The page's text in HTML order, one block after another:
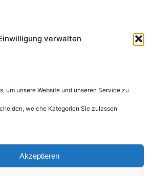
verwalten
um unsere Website und unseren Service zu
welche Kategorien Sie zulassen
Akzeptieren
SIE UNS
GTS GmbH. Alle Rechte gesichert.